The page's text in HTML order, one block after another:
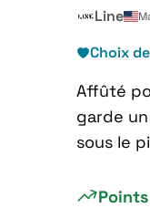
Line
Choix
Affûté
garde
sous le